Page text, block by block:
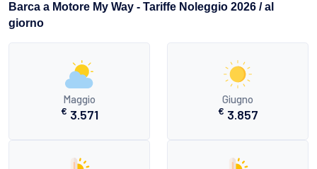
Barca a Motore My Way - Tariffe Noleggio 2026 / al
giorno
Maggio
€ 3.571
Giugno
€ 3.857